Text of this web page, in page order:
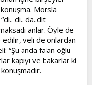
Morsla
di.. da..dit;
anlar. Öyle de
edilir, veli de onlardan
“Şu anda falan oğlu
kapıyı ve bakarlar ki